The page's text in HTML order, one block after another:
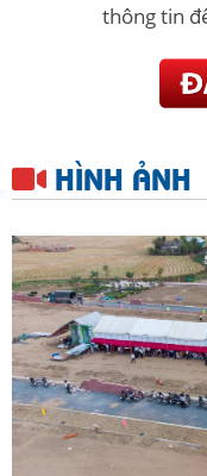
thông tin
HÌNH ẢNH